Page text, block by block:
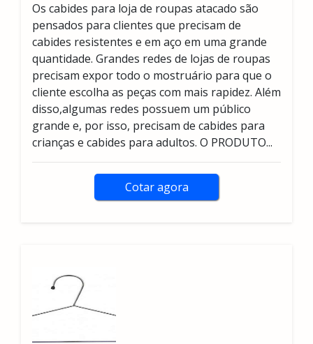
Os cabides para loja de roupas atacado são
pensados para clientes que precisam de
cabides resistentes e em aço em uma grande
quantidade. Grandes redes de lojas de roupas
precisam expor todo o mostruário para que o
cliente escolha as peças com mais rapidez. Além
disso,algumas redes possuem um público
grande e, por isso, precisam de cabides para
crianças e cabides para adultos. O PRODUTO...
Cotar agora